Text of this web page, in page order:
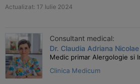
Actualizat: 17 Iulie 2024
Consultant medical:
Dr. Claudia Adriana Nicolae
Medic primar Alergologie si
Clinica Medicum